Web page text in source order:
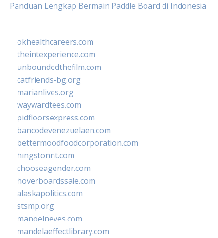
Panduan Lengkap Bermain Paddle Board di Indonesia
okhealthcareers.com
theintexperience.com
unboundedthefilm.com
catfriends-bg.org
marianlives.org
waywardtees.com
pidfloorsexpress.com
bancodevenezuelaen.com
bettermoodfoodcorporation.com
hingstonnt.com
chooseagender.com
hoverboardssale.com
alaskapolitics.com
stsmp.org
manoelneves.com
mandelaeffectlibrary.com